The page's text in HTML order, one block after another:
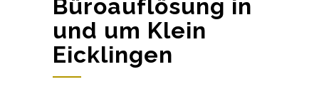
Büroauflösung in
und um Klein
Eicklingen